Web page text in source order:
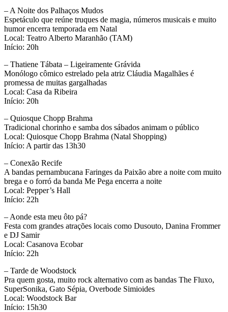
– A Noite dos Palhaços Mudos
Espetáculo que reúne truques de magia, números musicais e muito
humor encerra temporada em Natal
Local: Teatro Alberto Maranhão (TAM)
Início: 20h
– Thatiene Tábata – Ligeiramente Grávida
Monólogo cômico estrelado pela atriz Cláudia Magalhães é
promessa de muitas gargalhadas
Local: Casa da Ribeira
Início: 20h
– Quiosque Chopp Brahma
Tradicional chorinho e samba dos sábados animam o público
Local: Quiosque Chopp Brahma (Natal Shopping)
Início: A partir das 13h30
– Conexão Recife
A bandas pernambucana Faringes da Paixão abre a noite com muito
brega e o forró da banda Me Pega encerra a noite
Local: Pepper’s Hall
Início: 22h
– Aonde esta meu ôto pá?
Festa com grandes atrações locais como Dusouto, Danina Frommer
e DJ Samir
Local: Casanova Ecobar
Início: 22h
– Tarde de Woodstock
Pra quem gosta, muito rock alternativo com as bandas The Fluxo,
SuperSonika, Gato Sépia, Overbode Simioides
Local: Woodstock Bar
Início: 15h30